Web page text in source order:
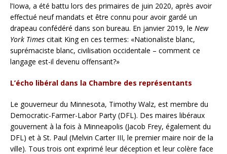
l’Iowa, a été battu lors des primaires de juin 2020, après avoir
effectué neuf mandats et être connu pour avoir gardé un
drapeau confédéré dans son bureau. En janvier 2019, le New
York Times citait King en ces termes: «Nationaliste blanc,
suprémaciste blanc, civilisation occidentale – comment ce
langage est-il devenu offensant?»
L’écho libéral dans la Chambre des représentants
Le gouverneur du Minnesota, Timothy Walz, est membre du
Democratic-Farmer-Labor Party (DFL). Des maires libéraux
gouvernent à la fois à Minneapolis (Jacob Frey, également du
DFL) et à St. Paul (Melvin Carter III, le premier maire noir de la
ville). Tous trois ont exprimé leur déception et leur colère face